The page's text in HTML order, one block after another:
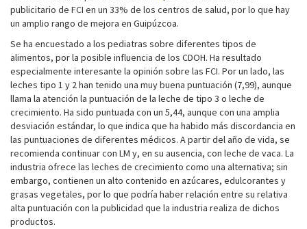
publicitario de FCI en un 33% de los centros de salud, por lo que hay
un amplio rango de mejora en Guipúzcoa.
Se ha encuestado a los pediatras sobre diferentes tipos de
alimentos, por la posible influencia de los CDOH. Ha resultado
especialmente interesante la opinión sobre las FCI. Por un lado, las
leches tipo 1 y 2 han tenido una muy buena puntuación (7,99), aunque
llama la atención la puntuación de la leche de tipo 3 o leche de
crecimiento. Ha sido puntuada con un 5,44, aunque con una amplia
desviación estándar, lo que indica que ha habido más discordancia en
las puntuaciones de diferentes médicos. A partir del año de vida, se
recomienda continuar con LM y, en su ausencia, con leche de vaca. La
industria ofrece las leches de crecimiento como una alternativa; sin
embargo, contienen un alto contenido en azúcares, edulcorantes y
grasas vegetales, por lo que podría haber relación entre su relativa
alta puntuación con la publicidad que la industria realiza de dichos
productos.